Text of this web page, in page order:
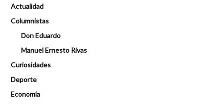
Actualidad
Columnistas
Don Eduardo
Manuel Ernesto Rivas
Curiosidades
Deporte
Economía